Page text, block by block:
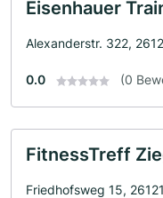
Eisenhauer
Alexanderstr. 322,
0.0 (0
FitnessTreff
Friedhofsweg 15,